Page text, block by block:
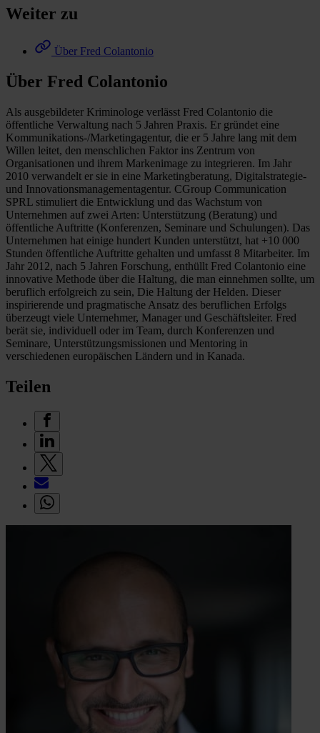
Weiter zu
Über Fred Colantonio
Über Fred Colantonio
Als ausgebildeter Kriminologe verlässt Fred Colantonio die
öffentliche Verwaltung nach 5 Jahren Praxis. Er gründet eine
Kommunikations-/Marketingagentur, die er 5 Jahre lang mit dem
Willen leitet, den menschlichen Faktor ins Zentrum von
Organisationen und ihrem Markenimage zu integrieren. Im Jahr
2010 verwandelt er sie in eine Marketingberatung, Digitalstrategie-
und Innovationsmanagementagentur. CGroup Communication
SPRL stimuliert die Entwicklung und das Wachstum von
Unternehmen auf zwei Arten: Unterstützung (Beratung) und
öffentliche Auftritte (Konferenzen, Seminare und Schulungen). Das
Unternehmen hat einige hundert Kunden unterstützt, hat +10 000
Stunden öffentliche Auftritte gehalten und umfasst 8 Mitarbeiter. Im
Jahr 2012, nach 5 Jahren Forschung, enthüllt Fred Colantonio eine
innovative Methode über die Haltung, die man einnehmen sollte, um
beruflich erfolgreich zu sein, Die Haltung der Helden. Dieser
inspirierende und pragmatische Ansatz des beruflichen Erfolgs
überzeugt viele Unternehmer, Manager und Geschäftsleiter. Fred
berät sie, individuell oder im Team, durch Konferenzen und
Seminare, Unterstützungsmissionen und Mentoring in
verschiedenen europäischen Ländern und in Kanada.
Teilen